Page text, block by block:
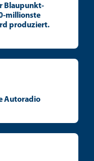
Blaupunkt-
millionste
produziert.
Autoradio